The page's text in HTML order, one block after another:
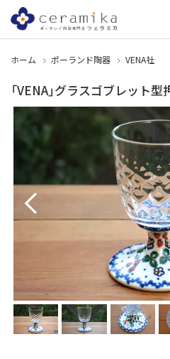
ホーム ポーランド陶器 VENA社
「VENA」グラスゴブレット型